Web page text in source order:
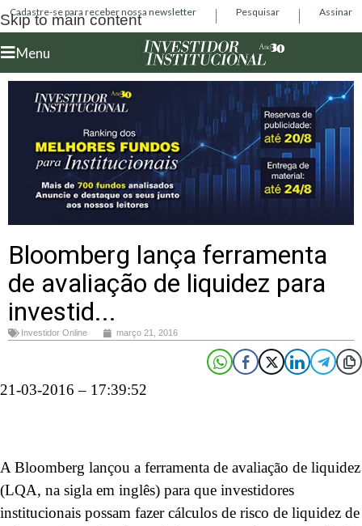
Skip to main content
Cadastre-se para receber nossa newsletter Pesquisar Assinar
Menu
Bloomberg lança ferramenta
de avaliação de liquidez para
investid...
Investidor Online março 21, 2016
21-03-2016 – 17:39:52
A Bloomberg lançou a ferramenta de avaliação de liquidez
(LQA, na sigla em inglês) para que investidores
institucionais possam fazer cálculos de risco de liquidez de